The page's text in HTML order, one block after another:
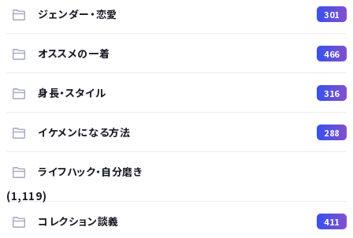
ジェンダー・恋愛
301
オススメの一着 466
身長・スタイル 316
イケメンになる方法 288
ライフハック・自分磨き
(1,119)
コレクション談義
411